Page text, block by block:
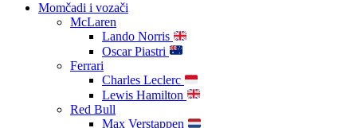
Momčadi i vozači
McLaren
Lando Norris
Oscar Piastri
Ferrari
Charles Leclerc
Lewis Hamilton
Red Bull
Max Verstappen